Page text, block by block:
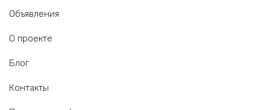
Объявления
О проекте
Блог
Контакты